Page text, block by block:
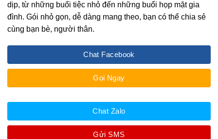
dịp, từ những buổi tiệc nhỏ đến những buổi họp mặt gia
đình. Gói nhỏ gọn, dễ dàng mang theo, bạn có thể chia sẻ
cùng bạn bè, người thân.
Chat Facebook
Gọi Ngay
Chat Zalo
Gửi SMS